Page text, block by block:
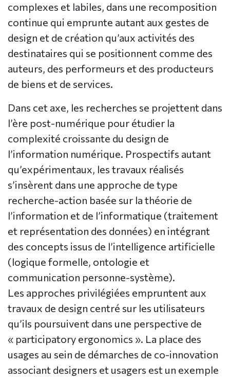
complexes et labiles, dans une recomposition
continue qui emprunte autant aux gestes de
design et de création qu’aux activités des
destinataires qui se positionnent comme des
auteurs, des performeurs et des producteurs
de biens et de services.
Dans cet axe, les recherches se projettent dans
l’ère post-numérique pour étudier la
complexité croissante du design de
l’information numérique. Prospectifs autant
qu’expérimentaux, les travaux réalisés
s’insèrent dans une approche de type
recherche-action basée sur la théorie de
l’information et de l’informatique (traitement
et représentation des données) en intégrant
des concepts issus de l’intelligence artificielle
(logique formelle, ontologie et
communication personne-système).
Les approches privilégiées empruntent aux
travaux de design centré sur les utilisateurs
qu’ils poursuivent dans une perspective de
« participatory ergonomics ». La place des
usages au sein de démarches de co-innovation
associant designers et usagers est un exemple